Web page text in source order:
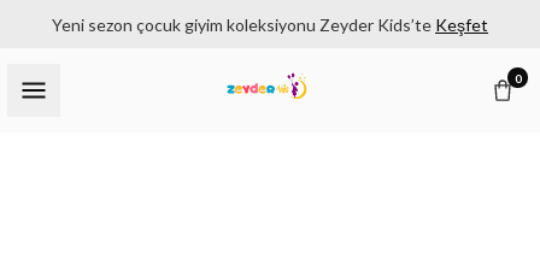
Yeni sezon çocuk giyim koleksiyonu Zeyder Kids’te Keşfet
0